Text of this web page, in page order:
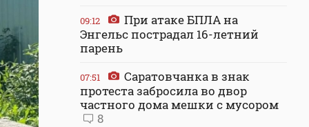
09:12
При атаке БПЛА на
Энгельс пострадал 16-летний
парень
07:51
Саратовчанка в знак
протеста забросила во двор
частного дома мешки с мусором
8